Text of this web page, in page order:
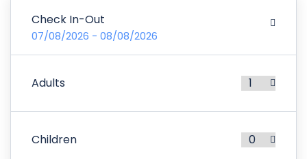
Check In-Out
07/08/2026 - 08/08/2026
Adults
Children